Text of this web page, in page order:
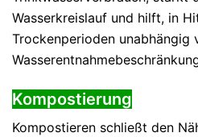
Wasserkreislauf und hilft, in
Trockenperioden unabhängig
Kompostierung
Kompostieren schließt den